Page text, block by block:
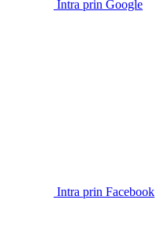
Intra prin Google
Intra prin Facebook